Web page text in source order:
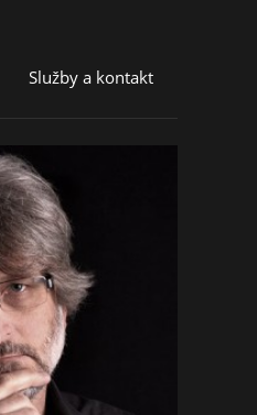
Služby a kontakt